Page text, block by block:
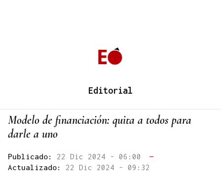
Editorial
Modelo de financiación: quita a todos para
darle a uno
Publicado: 22 Dic 2024 - 06:00
—
Actualizado: 22 Dic 2024 - 09:32